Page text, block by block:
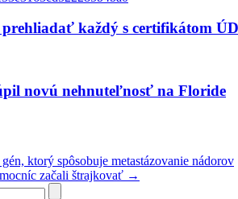
každý s certifikátom
novú nehnuteľnosť na Floride
ktorý spôsobuje metastázovanie nádorov
začali štrajkovať →